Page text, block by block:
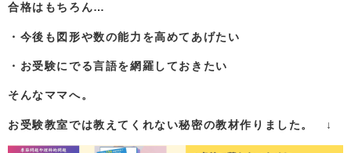
合格はもちろん…
・今後も図形や数の能力を高めてあげたい
・お受験にでる言語を網羅しておきたい
そんなママへ。
お受験教室では教えてくれない秘密の教材作りました。 ↓